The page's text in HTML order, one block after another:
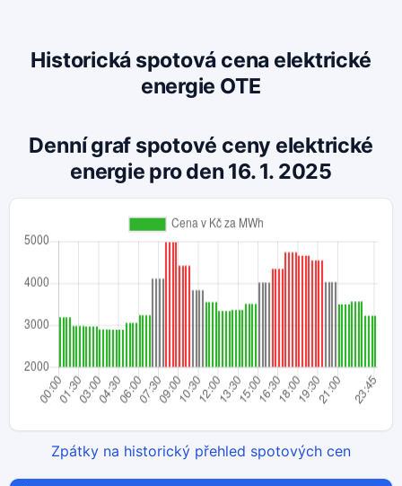
Historická spotová cena elektrické
energie OTE
Denní graf spotové ceny elektrické
energie pro den 16. 1. 2025
Zpátky na historický přehled spotových cen